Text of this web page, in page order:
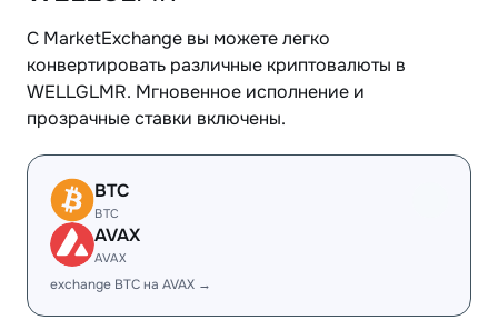
С MarketExchange вы можете легко
конвертировать различные криптовалюты в
WELLGLMR. Мгновенное исполнение и
прозрачные ставки включены.
BTC
BTC
AVAX
AVAX
exchange BTC на AVAX →